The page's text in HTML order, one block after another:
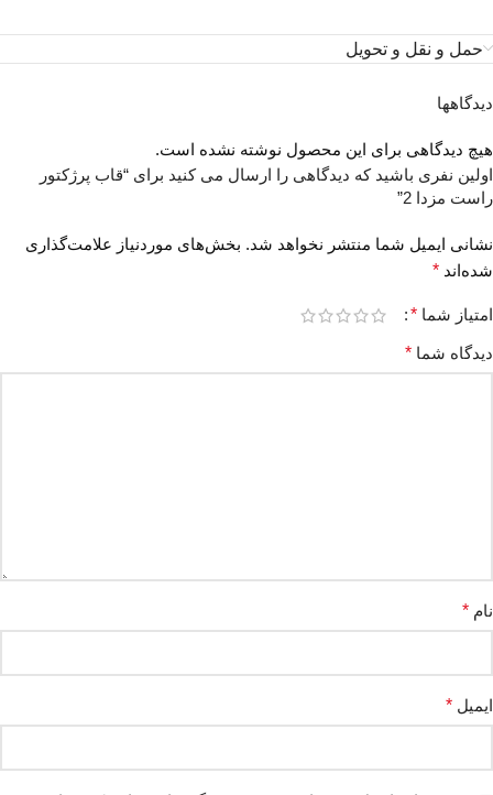
حمل و نقل و تحویل
دیدگاهها
هیچ دیدگاهی برای این محصول نوشته نشده است.
اولین نفری باشید که دیدگاهی را ارسال می کنید برای “قاب پرژکتور
راست مزدا 2”
نشانی ایمیل شما منتشر نخواهد شد. بخش‌های موردنیاز علامت‌گذاری
شده‌اند *
امتیاز شما *
دیدگاه شما *
نام *
ایمیل *